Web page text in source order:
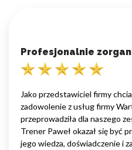
Profesjonalnie
Jako przedstawiciel firmy
zadowolenie z usług firmy
przeprowadziła dla naszego
Trener Paweł okazał się być
jego wiedza, doświadczenie i